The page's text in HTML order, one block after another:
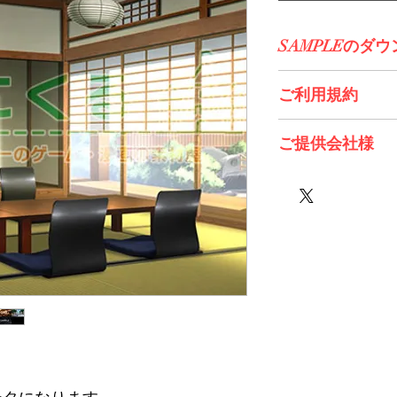
SAMPLEのダウ
ご利用規約
ご提供会社様
株式会社エスデジタ